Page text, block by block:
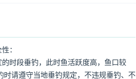
：
时段垂钓，此时鱼活跃度高，鱼口较
请遵守当地垂钓规定，不违规垂钓、不